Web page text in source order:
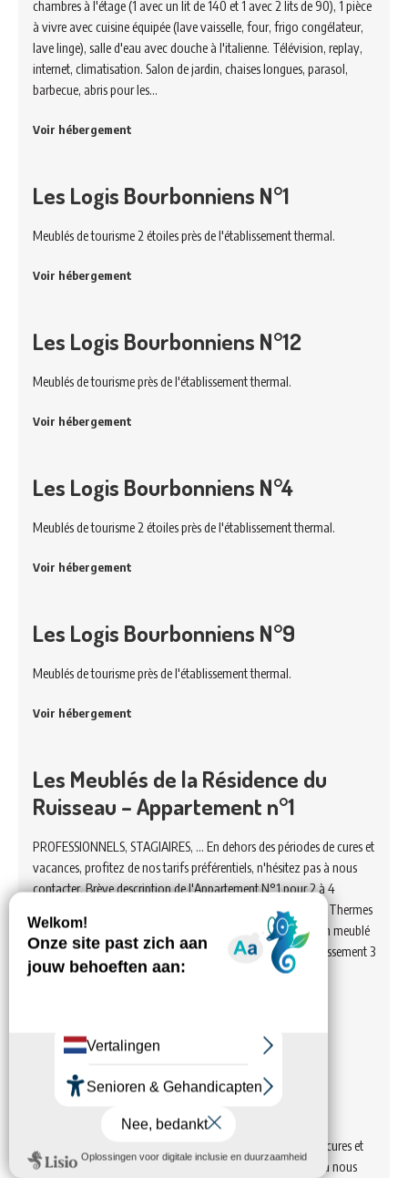
chambres à l'étage (1 avec un lit de 140 et 1 avec 2 lits de 90), 1 pièce
à vivre avec cuisine équipée (lave vaisselle, four, frigo congélateur,
lave linge), salle d'eau avec douche à l'italienne. Télévision, replay,
internet, climatisation. Salon de jardin, chaises longues, parasol,
barbecue, abris pour les…
Voir hébergement
Les Logis Bourbonniens N°1
Meublés de tourisme 2 étoiles près de l'établissement thermal.
Voir hébergement
Les Logis Bourbonniens N°12
Meublés de tourisme près de l'établissement thermal.
Voir hébergement
Les Logis Bourbonniens N°4
Meublés de tourisme 2 étoiles près de l'établissement thermal.
Voir hébergement
Les Logis Bourbonniens N°9
Meublés de tourisme près de l'établissement thermal.
Voir hébergement
Les Meublés de la Résidence du
Ruisseau – Appartement n°1
PROFESSIONNELS, STAGIAIRES, ... En dehors des périodes de cures et
vacances, profitez de nos tarifs préférentiels, n'hésitez pas à nous
contacter. Brève description de l'Appartement N°1 pour 2 à 4
personnes Situé au cœur de la station thermale, à 100m des Thermes
avec parkings gratuits à proximité, l'appartement N°2 est un meublé
tout confort entièrement équipé et ouvert toute l’année. Classement 3
étoiles - 27 m² > Situé en contrebas…
Les Meublés de la Résidence du
Ruisseau – Appartement n°2
PROFESSIONNELS, STAGIAIRES. En dehors des périodes de cures et
vacances, profitez de nos tarifs préférentiels, n'hésitez pas à nous